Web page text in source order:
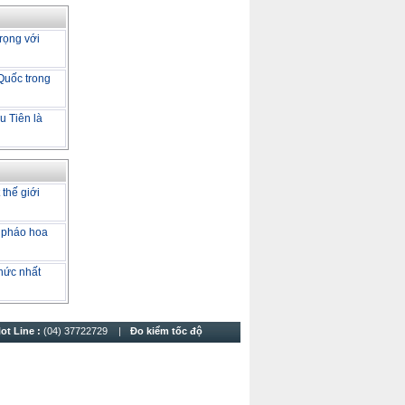
với
trong
Tiên là
thế giới
hoa
nhất
Line : (04) 37722729 Đo kiểm tốc độ